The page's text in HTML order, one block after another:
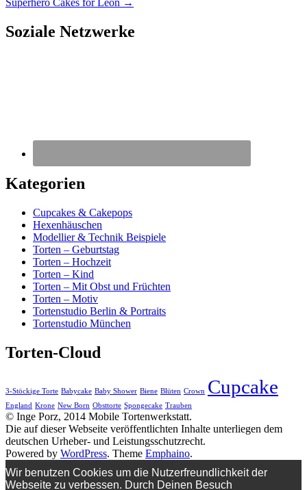
Superhero Cakes for Leon →
Soziale Netzwerke
Kategorien
Cupcakes & Cakepops
Hexenhäuschen
Modellier & Technik Beispiele
Torten – Geburtstag
Torten – Hochzeit
Torten – Kind
Torten – Mit Obst und Früchten
Torten – Motiv
Tortenstudio Berlin & Portraits
Tortenstudio München
Torten-Cloud
3-Stöckige Torte Babycake Baby Shower Biene Blüten Crown Cupcake
England Krone New Born Obsttorte Spongecake Trauben
© Inge Porz, 2014 Mobile Tortenwerkstatt.
Die auf dieser Webseite veröffentlichten Inhalte unterliegen dem
deutschen Urheber- und Leistungsschutzrecht.
Powered by WordPress. Theme Emphaino.
Wir benutzen Cookies um die Nutzerfreundlichkeit der
Webseite zu verbessen. Durch Deinen Besuch